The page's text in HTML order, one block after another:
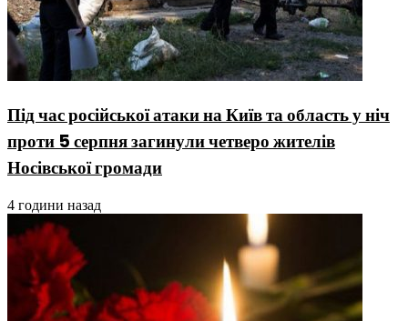
Під час російської атаки на Київ та область у ніч
проти 5 серпня загинули четверо жителів
Носівської громади
4 години назад